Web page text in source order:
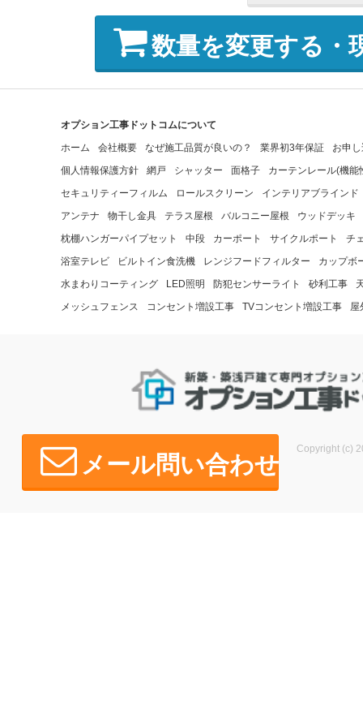
数量を変更する・
オプション工事ドットコムについて
ホーム
会社概要 なぜ施工品質が良いの？ 業界初3年保証
お申
個人情報保護方針
網戸 シャッター 面格子
カーテンレール(機能
セキュリティーフィルム
ロールスクリーン
インテリアブラインド
アンテナ
物干し金具 テラス屋根 バルコニー屋根
ウッドデッキ
枕棚ハンガーパイプセット
中段 カーポート サイクルポート
チ
浴室テレビ
ビルトイン食洗機 レンジフードフィルター
カップボ
水まわりコーティング
LED照明 防犯センサーライト 砂利工事
メッシュフェンス
コンセント増設工事 TVコンセント増設工事 屋
メール問い合わせ
Copyright (c)